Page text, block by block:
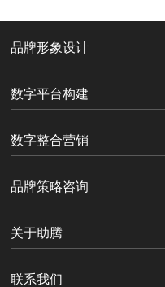
品牌形象设计
数字平台构建
数字整合营销
品牌策略咨询
关于助腾
联系我们